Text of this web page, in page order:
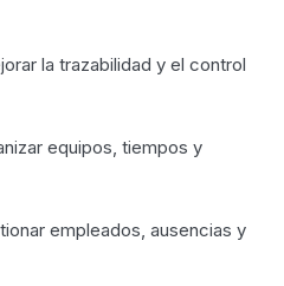
la trazabilidad y el control
equipos, tiempos y
empleados, ausencias y